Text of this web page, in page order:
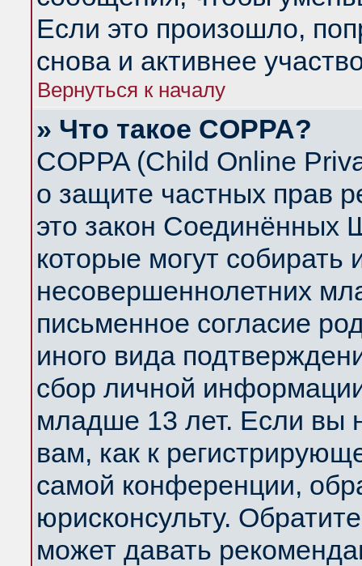
Если это произошло,
снова и активнее
Вернуться к началу
» Что такое COPPA?
COPPA (Child Online
о защите частных прав
это закон Соединённых
которые могут
несовершеннолетних
письменное согласие
иного вида
сбор личной
младше 13 лет. Если вы
вам, как к
самой конференции,
юрисконсульту.
может давать